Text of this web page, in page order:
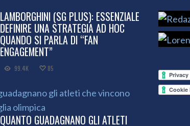
LAMBORGHINI (SG PLUS): ESSENZIALE
DEFINIRE UNA STRATEGIA AD HOC
QUANDO SI PARLA DI “FAN
ENGAGEMENT”
99.4K 85
QUANTO GUADAGNANO GLI ATLETI